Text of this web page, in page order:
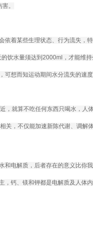
。
依着某些生理状态、行为流失，
饮水量须达到2000ml，才能维
想而知运动期间水分流失的速度
，就算不吃任何东西只喝水，人
关，不仅能加速新陈代谢、调解
和电解质，后者存在的意义比你
，钙、镁和钾都是电解质及人体